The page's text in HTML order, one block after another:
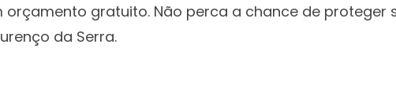
orçamento gratuito. Não perca a chance de proteger
da Serra.